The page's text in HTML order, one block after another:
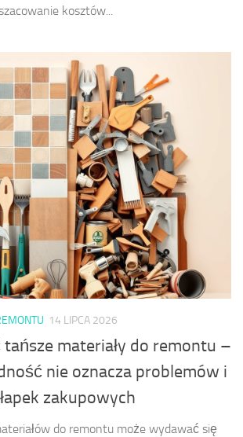
kosztów...
14 LIPCA 2026
materiały do remontu –
nie oznacza problemów i
zakupowych
do remontu może wydawać się